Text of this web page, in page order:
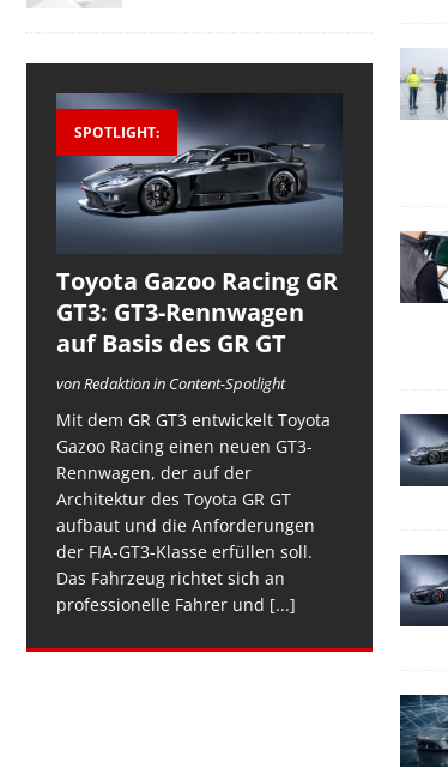
SPOTLIGHT:
Toyota Gazoo Racing GR
GT3: GT3-Rennwagen
auf Basis des GR GT
von Redaktion in Content-Spotlight
Mit dem GR GT3 entwickelt Toyota
Gazoo Racing einen neuen GT3-
Rennwagen, der auf der
Architektur des Toyota GR GT
aufbaut und die Anforderungen
der FIA-GT3-Klasse erfüllen soll.
Das Fahrzeug richtet sich an
professionelle Fahrer und [...]